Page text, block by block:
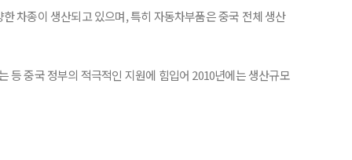
차종이 생산되고 있으며, 특히 자동차부품은 중국 전체 생산
중국 정부의 적극적인 지원에 힘입어 2010년에는 생산규모